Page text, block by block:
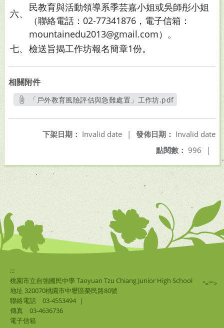
六、
民教育與活動領導系季芸嘉小姐或吳師彤小姐
（聯絡電話：02-77341876，電子信箱：
mountainedu2013@gmail.com）。
七、 檢送旨揭工作坊報名簡章1份。
相關附件
「戶外教育風險評估與急難處置」工作坊.pdf
發佈日期： Invalid date
下架日期： Invalid date
|
點閱數： 996 |
:::
桃園市立自強國民中學 Taoyuan Tzu Chiang Junior High School
地址 320070桃園市中壢區榮民路80號
聯絡電話
03-4553494
|
傳真
03-4636736
電子信箱
"="">